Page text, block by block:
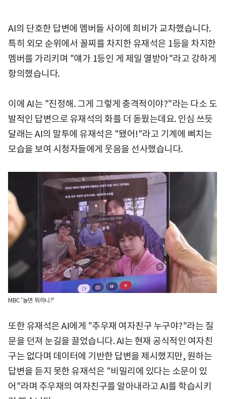
AI의 단호한 답변에 멤버들 사이에 희비가 교차했습니다.
특히 외모 순위에서 꼴찌를 차지한 유재석은 1등을 차지한
멤버를 가리키며 "얘가 1등인 게 제일 열받아"라고 강하게
항의했습니다.
이에 AI는 "진정해. 그게 그렇게 충격적이야?"라는 다소 도
발적인 답변으로 유재석의 화를 더 돋웠는데요. 인심 쓰듯
달래는 AI의 말투에 유재석은 "됐어!"라고 기계에 삐치는
모습을 보여 시청자들에게 웃음을 선사했습니다.
MBC '놀면 뭐하니?'
또한 유재석은 AI에게 "주우재 여자친구 누구야?"라는 질
문을 던져 눈길을 끌었습니다. AI는 현재 공식적인 여자친
구는 없다며 데이터에 기반한 답변을 제시했지만, 원하는
답변을 듣지 못한 유재석은 "비밀리에 있다는 소문이 있
어"라며 주우재의 여자친구를 알아내라고 AI를 학습시키